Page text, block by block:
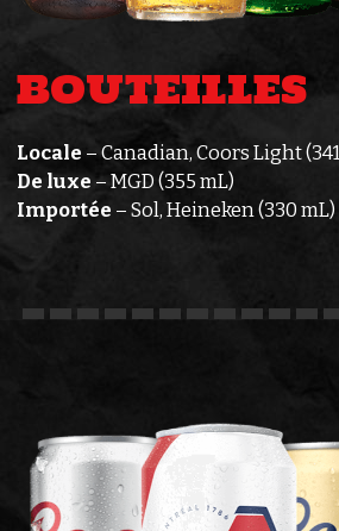
BOUTEILLES
Locale – Canadian, Coors Light
De luxe – MGD (355 mL)
Importée – Sol, Heineken (330 mL)